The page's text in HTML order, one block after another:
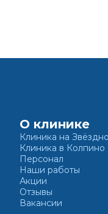
О клинике
Клиника на
Клиника в Колпино
Персонал
Наши работы
Акции
Отзывы
Вакансии